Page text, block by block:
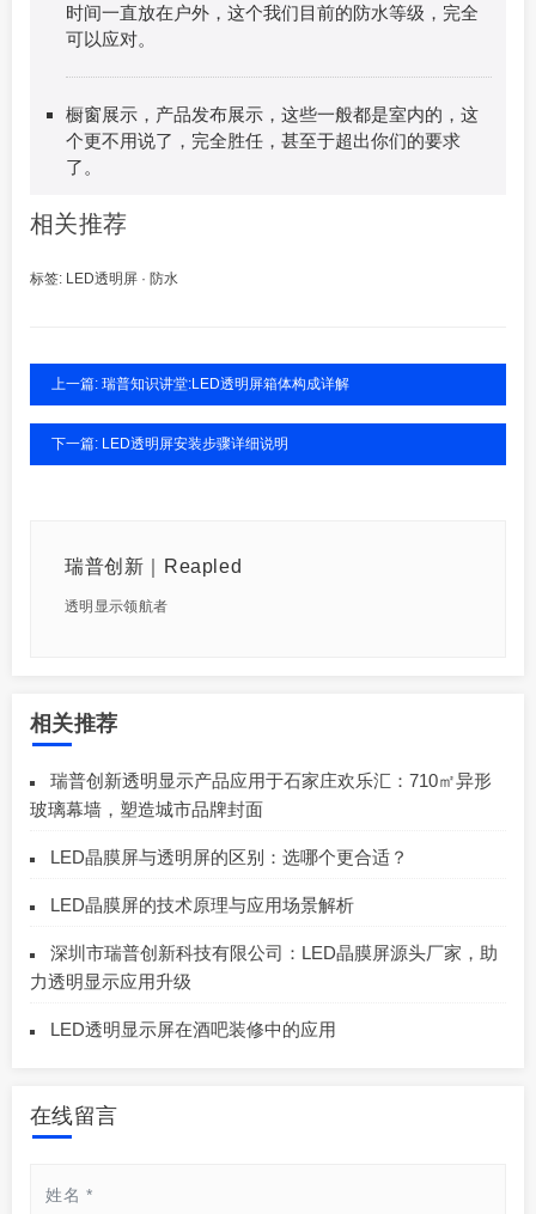
时间一直放在户外，这个我们目前的防水等级，完全
可以应对。
橱窗展示，产品发布展示，这些一般都是室内的，这
个更不用说了，完全胜任，甚至于超出你们的要求
了。
相关推荐
标签: LED透明屏 · 防水
上一篇: 瑞普知识讲堂:LED透明屏箱体构成详解
下一篇: LED透明屏安装步骤详细说明
瑞普创新｜Reapled
透明显示领航者
相关推荐
瑞普创新透明显示产品应用于石家庄欢乐汇：710㎡异形
玻璃幕墙，塑造城市品牌封面
LED晶膜屏与透明屏的区别：选哪个更合适？
LED晶膜屏的技术原理与应用场景解析
深圳市瑞普创新科技有限公司：LED晶膜屏源头厂家，助
力透明显示应用升级
LED透明显示屏在酒吧装修中的应用
在线留言